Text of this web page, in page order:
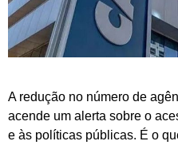
A redução no número de
acende um alerta sobre o
e às políticas públicas. É o